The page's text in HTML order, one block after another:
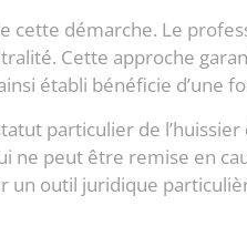
cette démarche. Le
Cette approche
établi bénéficie d’une
particulier de l’huissier
ne peut être remise en
un outil juridique